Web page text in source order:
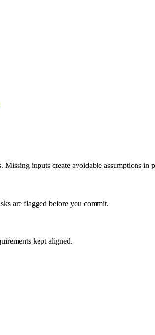
inputs create avoidable assumptions in
are flagged before you commit.
kept aligned.